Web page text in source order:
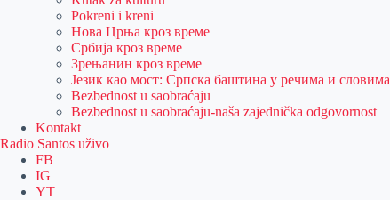
Pokreni i kreni
Нова Црња кроз време
Србија кроз време
Зрењанин кроз време
Језик као мост: Српска баштина у речима и словима
Bezbednost u saobraćaju
Bezbednost u saobraćaju-naša zajednička odgovornost
Kontakt
Radio Santos uživo
FB
IG
YT